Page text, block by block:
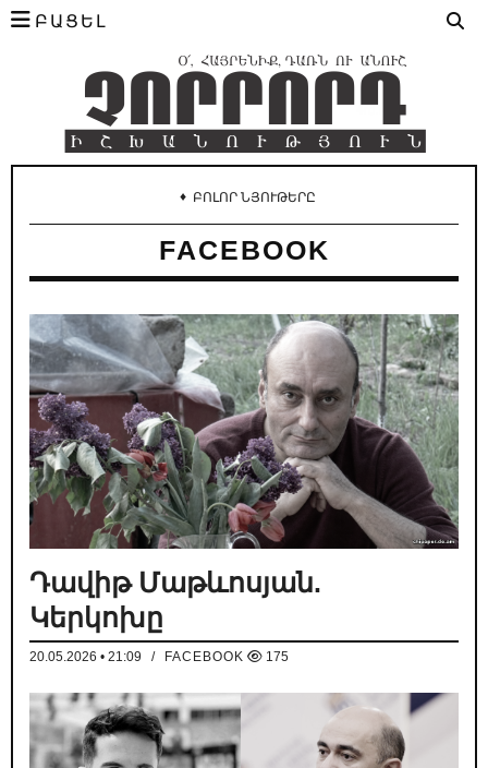
ԲԱՑԵԼ
♦ ԲՈԼՈՐ ՆՅՈՒԹԵՐԸ
FACEBOOK
Դավիթ Մաթևոսյան.
Կերկոխը
20.05.2026 • 21:09 / FACEBOOK 175